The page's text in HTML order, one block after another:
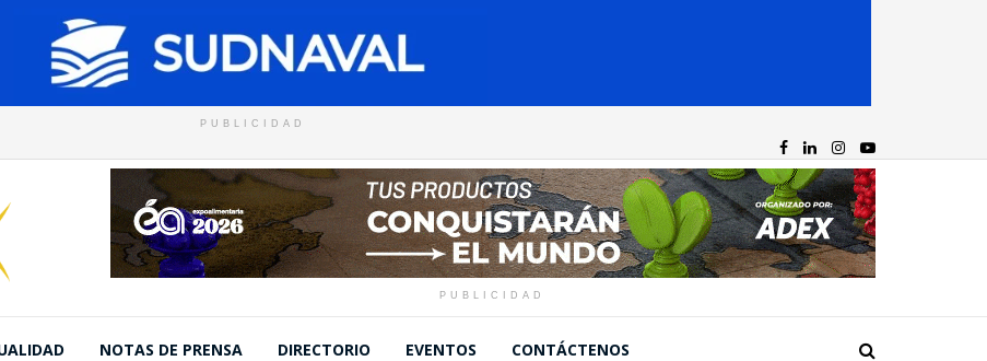
PUBLICIDAD
PUBLICIDAD
NOTAS DE PRENSA DIRECTORIO EVENTOS CONTÁCTENOS